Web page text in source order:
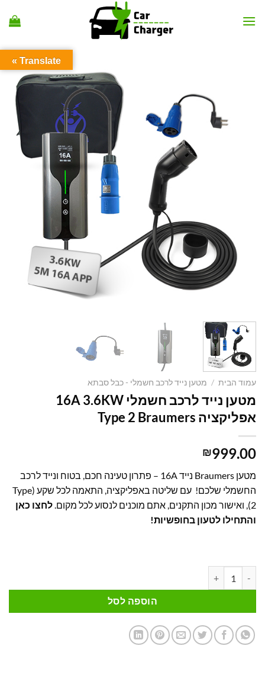
עמוד הבית / מטען נייד לרכב חשמלי - כבל סבתא
מטען נייד לרכב חשמלי 16A 3.6KW
אפליקציה Type 2 Braumers
₪999.00
מטען Braumers נייד 16A – פתרון טעינה חכם, בטוח ונייד לרכב
החשמלי שלכם! עם שליטה באפליקציה, התאמה לכל שקע (Type
2), ואישור מכון התקנים, אתם מוכנים לנסוע לכל מקום.
לחצו כאן
והתחילו לטעון בחופשיות!
הוספה לסל
Translate »